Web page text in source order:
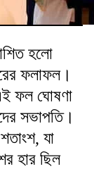
হলো
ফলাফল।
ফল ঘোষণা
সভাপতি।
যা
হার ছিল